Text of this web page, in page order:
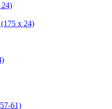
х 24)